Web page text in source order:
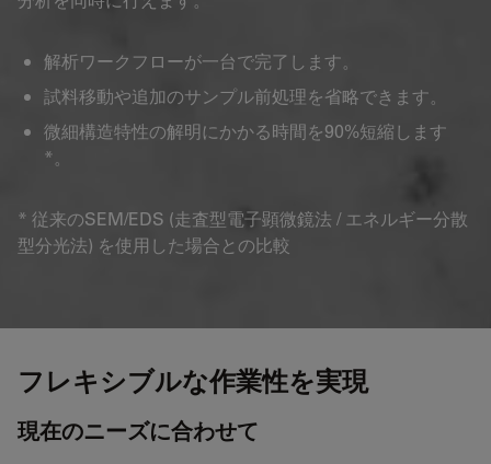
解析ワークフローが一台で完了します。
試料移動や追加のサンプル前処理を省略できます。
微細構造特性の解明にかかる時間を90%短縮します
*。
* 従来のSEM/EDS (走査型電子顕微鏡法 / エネルギー分散
型分光法) を使用した場合との比較
フレキシブルな作業性を実現
現在のニーズに合わせて